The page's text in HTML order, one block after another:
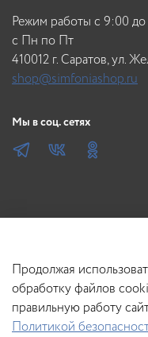
Режим работы с 9:00
c Пн по Пт
410012 г. Саратов, ул.
shop@simfoniashop.ru
Мы в соц. сетях
Продолжая
обработку файлов
правильную работу
Политикой